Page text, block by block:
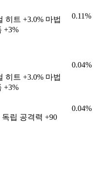
히트 +3.0% 마법
+3%
0.11%
히트 +3.0% 마법
+3%
0.04%
립 공격력 +90
0.04%